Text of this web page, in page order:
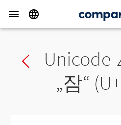
Previous char
„잠“